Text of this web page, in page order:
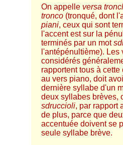
On appelle versa
tronco (tronqué, dont
piani, ceux qui sont
l'accent est sur la
terminés par un mot
l'antépénultième).
considérés
rapportent tous à
au vers piano, doit
dernière syllabe d'un
deux syllabes brèves,
sdruccioli, par rapport
de plus, parce que
accentuée doivent se
seule syllabe brève.